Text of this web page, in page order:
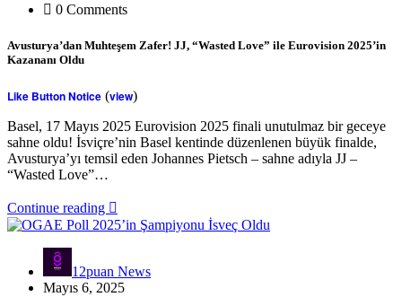
0 Comments
Avusturya’dan Muhteşem Zafer! JJ, “Wasted Love” ile Eurovision 2025’in
Kazananı Oldu
Like Button Notice (view)
Basel, 17 Mayıs 2025 Eurovision 2025 finali unutulmaz bir geceye
sahne oldu! İsviçre’nin Basel kentinde düzenlenen büyük finalde,
Avusturya’yı temsil eden Johannes Pietsch – sahne adıyla JJ –
“Wasted Love”…
Continue reading
12puan News
Mayıs 6, 2025